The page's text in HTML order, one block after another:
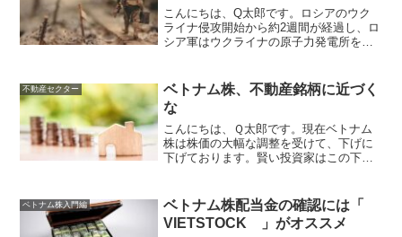
こんにちは、Q太郎です。ロシアのウク
ライナ侵攻開始から約2週間が経過し、ロ
シア軍はウクライナの原子力発電所を制
も48Hしか供給できないとのニュースが
伝わると、チェルノブ...
不動産セクター
ベトナム株、不動産銘柄に近づく
な
こんにちは、Ｑ太郎です。現在ベトナム
株は株価の大幅な調整を受けて、下げに
下げております。賢い投資家はこの下げ
ます。邱永漢先生下げている時こそ、ナ
ンピン買いじゃしかし、現...
ベトナム株入門編
ベトナム株配当金の確認には「
VIETSTOCK 」がオススメ